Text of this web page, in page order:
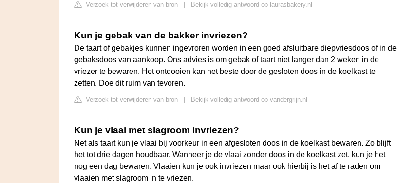
Verzoek tot verwijderen van bron Bekijk volledig antwoord op laurasbakery.nl
Kun je gebak van de bakker invriezen?
De taart of gebakjes kunnen ingevroren worden in een goed afsluitbare diepvriesdoos of in de
gebaksdoos van aankoop. Ons advies is om gebak of taart niet langer dan 2 weken in de
vriezer te bewaren. Het ontdooien kan het beste door de gesloten doos in de koelkast te
zetten. Doe dit ruim van tevoren.
Verzoek tot verwijderen van bron Bekijk volledig antwoord op vandergrijn.nl
Kun je vlaai met slagroom invriezen?
Net als taart kun je vlaai bij voorkeur in een afgesloten doos in de koelkast bewaren. Zo blijft
het tot drie dagen houdbaar. Wanneer je de vlaai zonder doos in de koelkast zet, kun je het
nog een dag bewaren. Vlaaien kun je ook invriezen maar ook hierbij is het af te raden om
vlaaien met slagroom in te vriezen.